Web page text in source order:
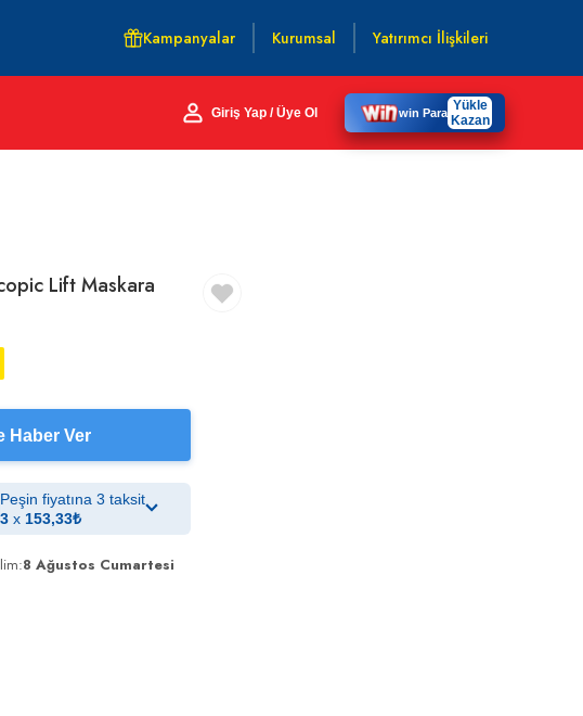
Kampanyalar Kurumsal Yatırımcı İlişkileri
Giriş Yap / Üye Ol win Para Yükle
Kazan
Lift Maskara
Haber Ver
Peşin fiyatına 3 taksit
3 x 153,33₺
8 Ağustos Cumartesi